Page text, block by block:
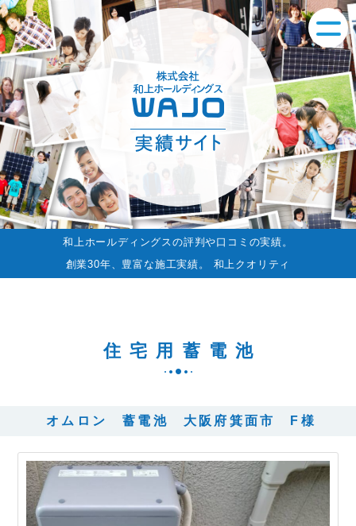
和上ホールディングスの評判や口コミの実績。
創業30年、豊富な施工実績。 和上クオリティ
住宅用蓄電池
オムロン 蓄電池 大阪府箕面市 F様